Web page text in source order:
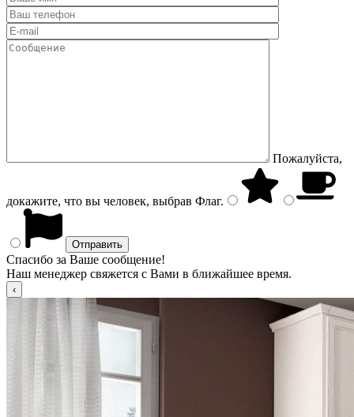
Пожалуйста,
докажите, что вы человек, выбрав Флаг.
Спасибо за Ваше сообщение!
Наш менеджер свяжется с Вами в ближайшее время.